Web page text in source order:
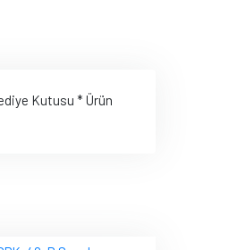
Kutusu * Ürün